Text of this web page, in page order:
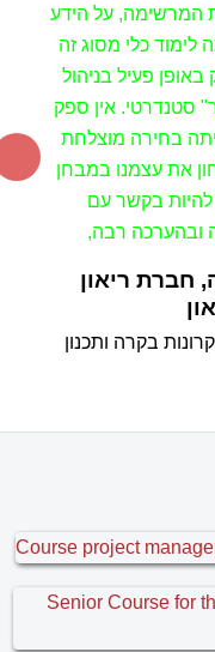
המרשימה, על הידע
לימוד כלי מסוג זה
פעיל בניהול
סטנדרטי. אין ספק
בחירה מוצלחת
את עצמנו במבחן
להיות בקשר עם
ובהערכה רבה,
חברת ריאון
בקרה ותכנון